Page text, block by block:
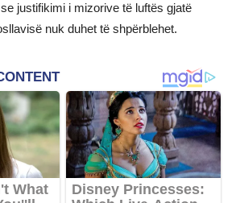
justifikimi i mizorive të luftës gjatë
nuk duhet të shpërblehet.